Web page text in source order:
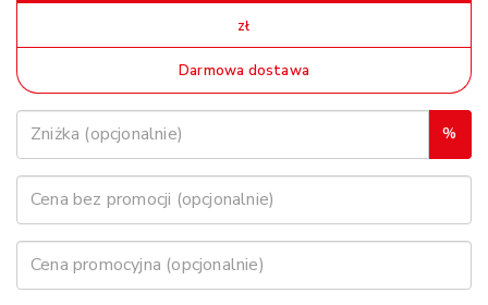
zł
Darmowa dostawa
%